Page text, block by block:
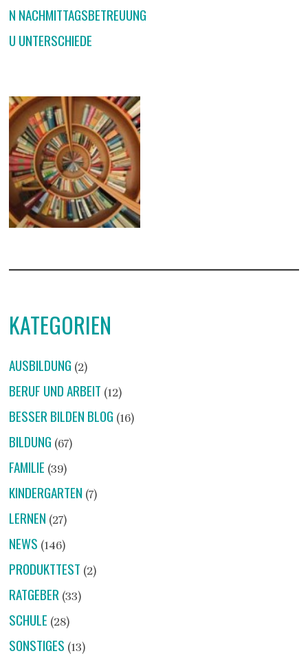
N NACHMITTAGSBETREUUNG
U UNTERSCHIEDE
KATEGORIEN
AUSBILDUNG (2)
BERUF UND ARBEIT (12)
BESSER BILDEN BLOG (16)
BILDUNG (67)
FAMILIE (39)
KINDERGARTEN (7)
LERNEN (27)
NEWS (146)
PRODUKTTEST (2)
RATGEBER(33)
SCHULE (28)
SONSTIGES (13)